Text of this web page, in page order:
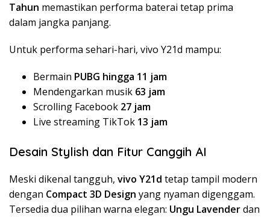
Tahun memastikan performa baterai tetap prima
dalam jangka panjang.
Untuk performa sehari-hari, vivo Y21d mampu:
Bermain PUBG hingga 11 jam
Mendengarkan musik 63 jam
Scrolling Facebook 27 jam
Live streaming TikTok 13 jam
Desain Stylish dan Fitur Canggih AI
Meski dikenal tangguh, vivo Y21d tetap tampil modern
dengan Compact 3D Design yang nyaman digenggam.
Tersedia dua pilihan warna elegan: Ungu Lavenderdan